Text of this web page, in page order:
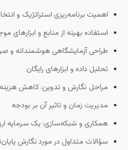
اهمیت برنامه‌ریزی استراتژیک و
استفاده بهینه از منابع و ابزارهای
طراحی آزمایشگاهی هوشمندانه و
تحلیل داده و ابزارهای رایگان
مراحل نگارش و تدوین: کاهش
مدیریت زمان و تاثیر آن بر بودجه
همکاری و شبکه‌سازی: یک سرمایه
سؤالات متداول در مورد نگارش